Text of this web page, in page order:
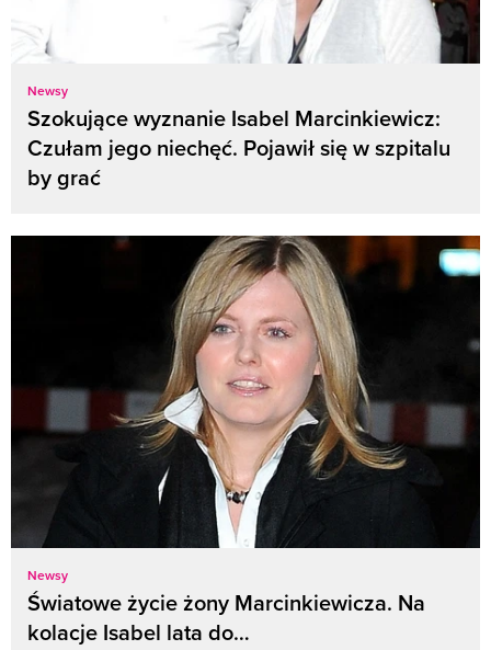
Newsy
Szokujące wyznanie Isabel Marcinkiewicz:
Czułam jego niechęć. Pojawił się w szpitalu
by grać
Newsy
Światowe życie żony Marcinkiewicza. Na
kolacje Isabel lata do…